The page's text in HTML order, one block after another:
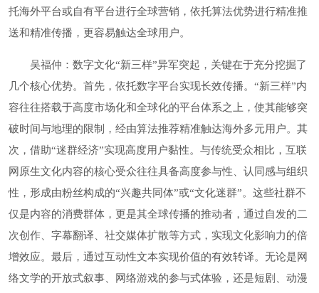
托海外平台或自有平台进行全球营销，依托算法优势进行精准推
送和精准传播，更容易触达全球用户。
吴福仲：数字文化“新三样”异军突起，关键在于充分挖掘了
几个核心优势。首先，依托数字平台实现长效传播。“新三样”内
容往往搭载于高度市场化和全球化的平台体系之上，使其能够突
破时间与地理的限制，经由算法推荐精准触达海外多元用户。其
次，借助“迷群经济”实现高度用户黏性。与传统受众相比，互联
网原生文化内容的核心受众往往具备高度参与性、认同感与组织
性，形成由粉丝构成的“兴趣共同体”或“文化迷群”。这些社群不
仅是内容的消费群体，更是其全球传播的推动者，通过自发的二
次创作、字幕翻译、社交媒体扩散等方式，实现文化影响力的倍
增效应。最后，通过互动性文本实现价值的有效转译。无论是网
络文学的开放式叙事、网络游戏的参与式体验，还是短剧、动漫